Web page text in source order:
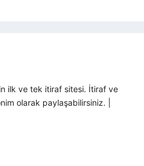
ilk ve tek itiraf sitesi. İtiraf ve
olarak paylaşabilirsiniz. |